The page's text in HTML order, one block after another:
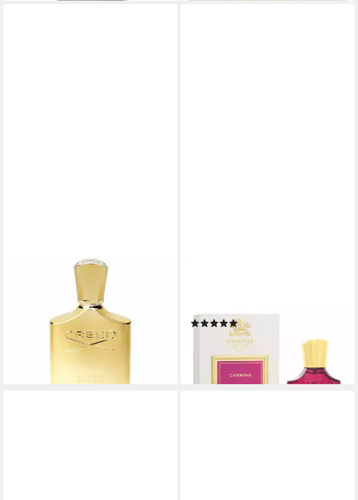
Eau de Parfum Millésime
Imperial Eau de Parfum Spray
ab 323,39 €
(3.233,90 €/ 1 l)
lieferbar - in 2-3 Werktagen bei dir
(1)
ab 147,50 €
(4.916,67 €/ 1 l)
lieferbar - in 2-3 Werktagen bei dir